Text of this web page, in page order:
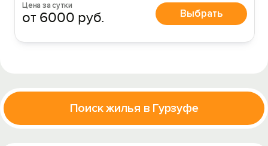
Цена за сутки
от 6000 руб. Выбрать
Поиск жилья в Гурзуфе